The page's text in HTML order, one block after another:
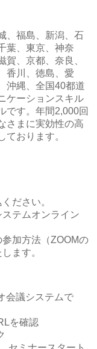
、福島、新潟、石
葉、東京、神奈
賀、京都、奈良、
香川、徳島、愛
沖縄、全国40都道
ケーションスキル
です。年間2,000回
さまに実効性の高
ております。
ださい。
テムオンライン
加方法（ZOOMの
ます。
会議システムで
を確認